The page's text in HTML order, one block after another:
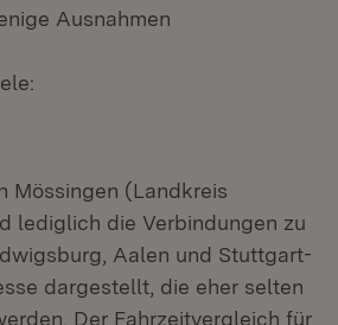
Ausnahmen
Mössingen (Landkreis
lediglich die Verbindungen zu
Aalen und Stuttgart-
dargestellt, die eher selten
Der Fahrzeitvergleich für